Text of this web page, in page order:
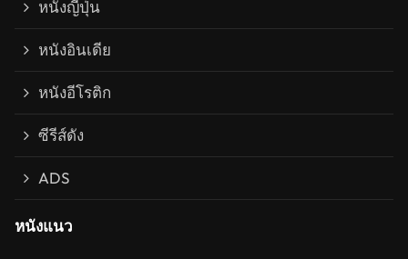
หนังญี่ปุ่น
หนังอินเดีย
หนังอีโรติก
ซีรีส์ดัง
ADS
หนังแนว